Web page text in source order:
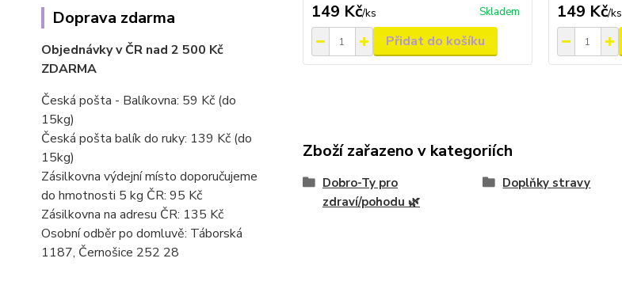
Doprava zdarma
Objednávky v ČR nad 2 500 Kč
ZDARMA
Česká pošta - Balíkovna: 59 Kč (do
15kg)
Česká pošta balík do ruky: 139 Kč (do
15kg)
Zásilkovna výdejní místo doporučujeme
do hmotnosti 5 kg ČR: 95 Kč
Zásilkovna na adresu ČR: 135 Kč
Osobní odběr po domluvě: Táborská
1187, Černošice 252 28
149 Kč/ks Skladem
Přidat do košíku
149 Kč/ks
Zboží zařazeno v kategoriích
Dobro-Ty pro
zdraví/pohodu 🌿
Doplňky stravy